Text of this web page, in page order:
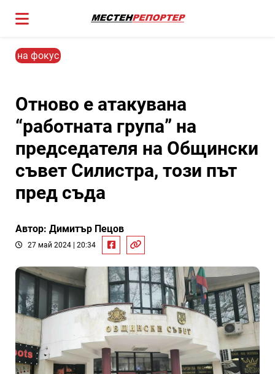
на фокус
Отново e атакувана
“работната група” на
председателя на Общински
съвет Силистра, този път
пред съда
Автор: Димитър Пецов
27 май 2024 | 20:34